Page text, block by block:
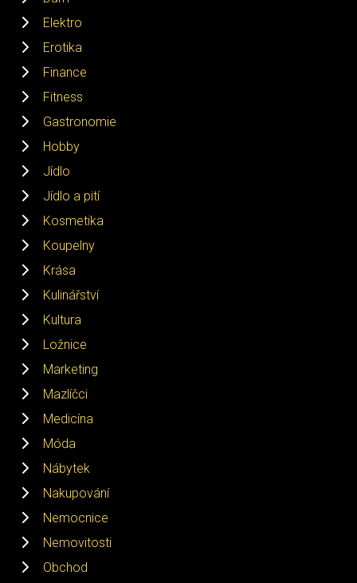
Elektro
Erotika
Finance
Fitness
Gastronomie
Hobby
Jídlo
Jídlo a pití
Kosmetika
Koupelny
Krása
Kulinářství
Kultura
Ložnice
Marketing
Mazlíčci
Medicína
Móda
Nábytek
Nakupování
Nemocnice
Nemovitosti
Obchod